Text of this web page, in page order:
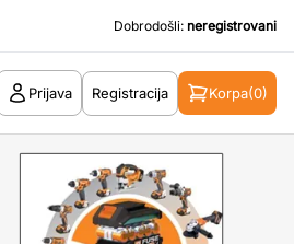
Dobrodošli: neregistrovani
Prijava Registracija Korpa(0)